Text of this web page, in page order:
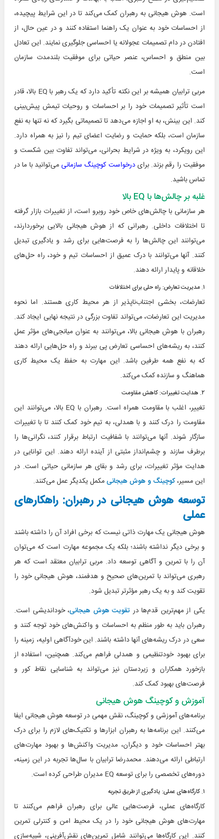
است. هوش هیجانی به رهبران کمک می‌کند تا در این شرایط پیچیده،
از احساسات خود به عنوان یک راهنما استفاده کنند و در عین حال، از
افتادن در دام تصمیمات عجولانه یا احساسی جلوگیری نمایند. این تعادل
بین منطق و احساس، عنصر حیاتی برای موفقیت بلندمدت سازمان
است.
مربی ترابیان همیشه بر این نکته تأکید دارد که یک رهبر با EQ بالا، قادر
است تأثیر تصمیمات خود را بر احساسات و روحیات تیمش پیش‌بینی
کند. این بینش، به او اجازه می‌دهد تا تصمیماتی بگیرد که نه تنها به نفع
سازمان است، بلکه حمایت و رضایت اعضای تیم را نیز به همراه دارد.
این رویکرد، به ویژه در شرایط بحرانی، می‌تواند تفاوت بین شکست و
موفقیت را رقم بزند. برایدرخواست کوچینگ سازمانی می‌توانید با ما در
تماس باشید.
غلبه بر چالش‌ها با EQ بالا
هر سازمانی با چالش‌های خاص خود روبرو است، از تغییرات بازار گرفته
تا اختلافات داخلی. رهبرانی که از هوش هیجانی بالایی برخوردارند،
می‌توانند این چالش‌ها را به فرصت‌هایی برای رشد و یادگیری تبدیل
کنند. آنها می‌توانند با درک عمیق از احساسات تیم و خود، راه حل‌های
خلاقانه و پایدار ارائه دهند.
۱. مدیریت تعارض: راه حلی برای اختلافات
تعارضات، بخشی اجتناب‌ناپذیر از هر محیط کاری هستند. اما نحوه
مدیریت این تعارضات، می‌تواند تفاوت بزرگی در نتیجه نهایی ایجاد کند.
رهبران با هوش هیجانی بالا، می‌توانند به عنوان میانجی‌های مؤثر عمل
کنند، به ریشه‌های احساسی تعارض پی ببرند و راه حل‌هایی ارائه دهند
که به نفع همه طرفین باشد. این مهارت به حفظ یک محیط کاری
هماهنگ و سازنده کمک می‌کند.
۲. هدایت تغییرات: کاهش مقاومت
تغییر، اغلب با مقاومت همراه است. رهبران با EQ بالا، می‌توانند این
مقاومت را درک کنند و با همدلی، به تیم خود کمک کنند تا با تغییرات
سازگار شوند. آنها می‌توانند با شفافیت ارتباط برقرار کنند، نگرانی‌ها را
برطرف سازند و چشم‌انداز مثبتی از آینده ارائه دهند. این توانایی در
هدایت مؤثر تغییرات، برای رشد و بقای هر سازمانی حیاتی است. در
این مسیر،کوچینگ و هوش هیجانیمکمل یکدیگر عمل می‌کنند.
توسعه هوش هیجانی در رهبران: راهکارهای
عملی
هوش هیجانی یک مهارت ذاتی نیست که برخی افراد آن را داشته باشند
و برخی دیگر نداشته باشند؛ بلکه یک مجموعه مهارت است که می‌توان
آن را با تمرین و آگاهی توسعه داد. مربی ترابیان معتقد است که هر
رهبری می‌تواند با تمرین‌های صحیح و هدفمند، هوش هیجانی خود را
تقویت کند و به یک رهبر مؤثرتر تبدیل شود.
یکی از مهم‌ترین قدم‌ها در تقویت هوش هیجانی، خوداندیشی است.
رهبران باید به طور منظم به احساسات و واکنش‌های خود توجه کنند و
سعی در درک ریشه‌های آنها داشته باشند. این خودآگاهی اولیه، زمینه را
برای بهبود خودتنظیمی و همدلی فراهم می‌کند. همچنین، استفاده از
بازخورد همکاران و زیردستان نیز می‌تواند به شناسایی نقاط کور و
فرصت‌های بهبود کمک کند.
آموزش و کوچینگ هوش هیجانی
برنامه‌های آموزشی و کوچینگ، نقش مهمی در توسعه هوش هیجانی ایفا
می‌کنند. این برنامه‌ها به رهبران ابزارها و تکنیک‌های لازم را برای درک
بهتر احساسات خود و دیگران، مدیریت واکنش‌ها و بهبود مهارت‌های
ارتباطی ارائه می‌دهند. محمدرضا ترابیان با سال‌ها تجربه در این زمینه،
دوره‌های تخصصی را برای توسعه EQ مدیران طراحی کرده است.
۱. کارگاه‌های عملی: یادگیری از طریق تجربه
کارگاه‌های عملی، فرصت‌هایی عالی برای رهبران فراهم می‌کنند تا
مهارت‌های هوش هیجانی خود را در یک محیط امن و کنترلی تمرین
کنند. این کارگاه‌ها می‌توانند شامل تمرین‌های نقش‌آفرینی، شبیه‌سازی